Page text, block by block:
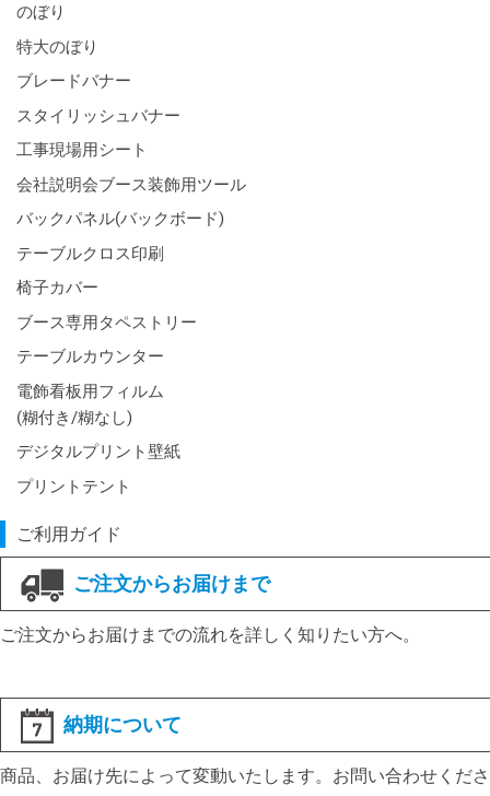
のぼり
特大のぼり
ブレードバナー
スタイリッシュバナー
工事現場用シート
会社説明会ブース装飾用ツール
バックパネル(バックボード)
テーブルクロス印刷
椅子カバー
ブース専用タペストリー
テーブルカウンター
電飾看板用フィルム
(糊付き/糊なし)
デジタルプリント壁紙
プリントテント
ご利用ガイド
ご注文からお届けまで
ご注文からお届けまでの流れを詳しく知りたい方へ。
納期について
商品、お届け先によって変動いたします。お問い合わせくだ